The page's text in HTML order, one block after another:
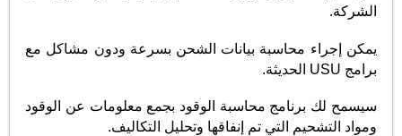
الشركة.
يمكن إجراء محاسبة بيانات الشحن بسرعة ودون مشاكل مع
برامج USU الحديثة.
سيسمح لك برنامج محاسبة الوقود بجمع معلومات عن الوقود
ومواد التشحيم التي تم إنفاقها وتحليل التكاليف.